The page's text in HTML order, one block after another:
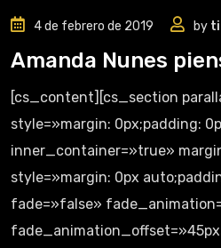
4 de febrero de 2019 by
Amanda Nunes
[cs_content][cs_section
style=»margin: 0px;padding:
inner_container=»true»
style=»margin: 0px
fade=»false»